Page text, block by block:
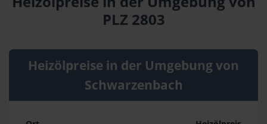
PLZ 2803
Heizölpreise in der Umgebung von
Schwarzenbach